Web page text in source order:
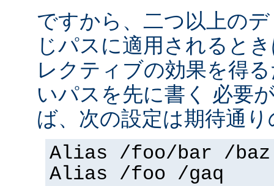
ですから、二つ以上の
じパスに適用されると
レクティブの効果を得
いパスを先に書く 必要
ば、次の設定は期待通
Alias /foo/bar /baz
Alias /foo /gaq